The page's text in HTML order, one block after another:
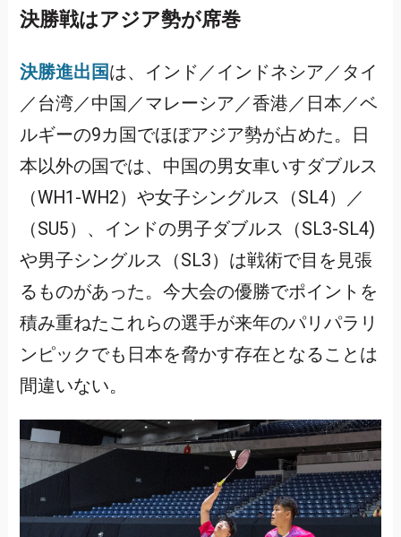
決勝戦はアジア勢が席巻
決勝進出国は、インド／インドネシア／タイ
／台湾／中国／マレーシア／香港／日本／ベ
ルギーの9カ国でほぼアジア勢が占めた。日
本以外の国では、中国の男女車いすダブルス
（WH1-WH2）や女子シングルス（SL4）／
（SU5）、インドの男子ダブルス（SL3-SL4)
や男子シングルス（SL3）は戦術で目を見張
るものがあった。今大会の優勝でポイントを
積み重ねたこれらの選手が来年のパリパラリ
ンピックでも日本を脅かす存在となることは
間違いない。